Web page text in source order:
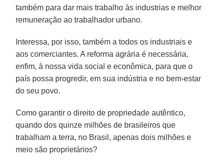
também para dar mais trabalho às industrias e melhor
remuneração ao trabalhador urbano.
Interessa, por isso, também a todos os industriais e
aos comerciantes. A reforma agrária é necessária,
enfim, à nossa vida social e econômica, para que o
país possa progredir, em sua indústria e no bem-estar
do seu povo.
Como garantir o direito de propriedade autêntico,
quando dos quinze milhões de brasileiros que
trabalham a terra, no Brasil, apenas dois milhões e
meio são proprietários?